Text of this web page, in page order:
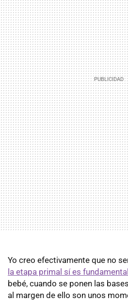
Yo creo efectivamente que no
la etapa primal sí es fundamental
bebé, cuando se ponen las
al margen de ello son unos